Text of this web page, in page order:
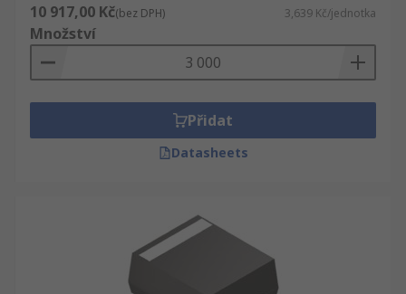
10 917,00 Kč(bez DPH) 3,639 Kč/jednotka
Množství
Přidat
Datasheets